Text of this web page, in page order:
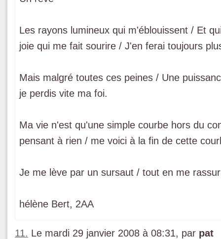
Les rayons lumineux qui m'éblouissent / Et
joie qui me fait sourire / J'en ferai toujours
Mais malgré toutes ces peines / Une
je perdis vite ma foi.
Ma vie n'est qu'une simple courbe hors du
pensant à rien / me voici à la fin de cette
Je me lève par un sursaut / tout en me
hélène Bert, 2AA
11. Le mardi 29 janvier 2008 à 08:31, par pat